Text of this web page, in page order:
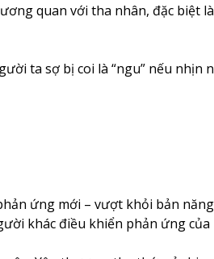
quan với tha nhân, đặc biệt
ta sợ bị coi là “ngu” nếu nhịn
ứng mới – vượt khỏi bản
khác điều khiển phản ứng của